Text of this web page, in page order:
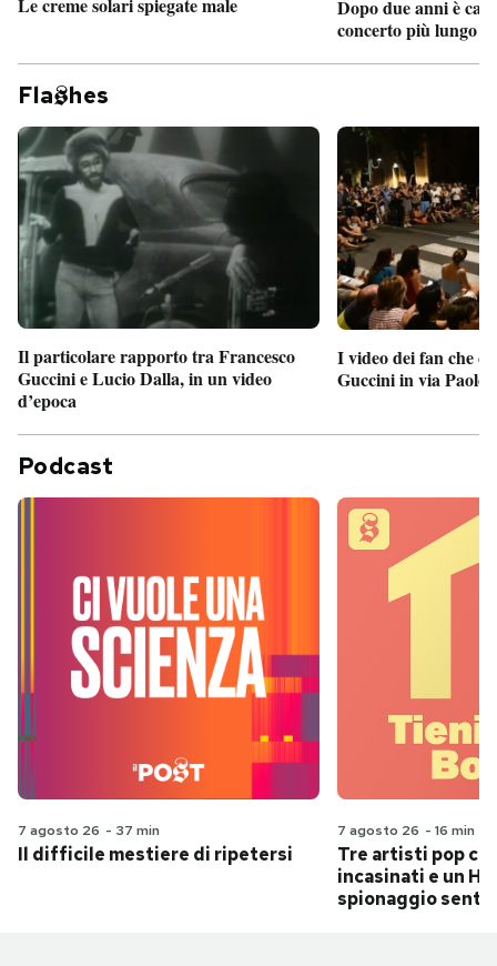
Dopo due anni è
concerto più lungo
Fla hes
Il particolare rapporto tra Francesco
Guccini e Lucio Dalla, in un video
d’epoca
I video dei fan che
Guccini in via Paolo
Podcast
7 agosto 26 - 37 min
Il difficile mestiere di ripetersi
7 agosto 26 - 16 min
Tre artisti pop
incasinati e un
spionaggio